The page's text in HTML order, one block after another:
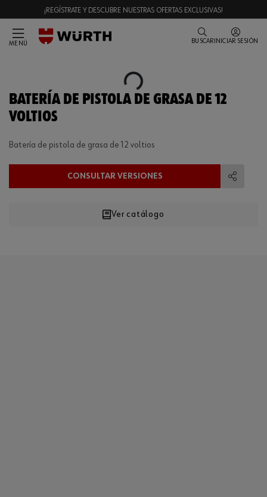
¡REGÍSTRATE Y DESCUBRE NUESTRAS OFERTAS EXCLUSIVAS!
MENÚ BUSCAR INICIAR SESIÓN
Loading...
BATERÍA DE PISTOLA DE GRASA DE 12
VOLTIOS
Batería de pistola de grasa de 12 voltios
CONSULTAR VERSIONES
Ver catálogo